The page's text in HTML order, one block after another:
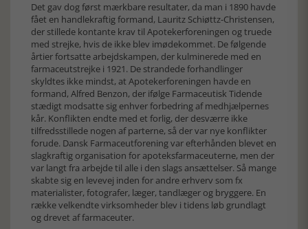
Det gav dog først mærkbare resultater, da man i 1890 havde
fået en handlekraftig formand, Lauritz Schiøttz-Christensen,
der stillede kontante krav til Apotekerforeningen og truede
med strejke, hvis de ikke blev imødekommet. De følgende
årtier fortsatte arbejdskampen, der kulminerede med en
farmaceutstrejke i 1921. De strandede forhandlinger
skyldtes ikke mindst, at Apotekerforeningen havde en
formand, Alfred Benzon, der ifølge Farmaceutisk Tidende
stædigt modsatte sig enhver forbedring af medhjælpernes
kår. Konflikten endte med et forlig, der desværre ikke
tilfredsstillede nogen af parterne, så der var nye konflikter
forude. Dansk Farmaceutforening var efterhånden blevet en
slagkraftig organisation for apoteksfarmaceuterne, men der
var langt fra arbejde til alle i den slags ansættelser. Så mange
skabte sig en levevej inden for andre erhverv som fx
materialister, fotografer, læger, tandlæger og bryggere. En
række velkendte virksomheder blev i tidens løb grundlagt
og drevet af farmaceuter.